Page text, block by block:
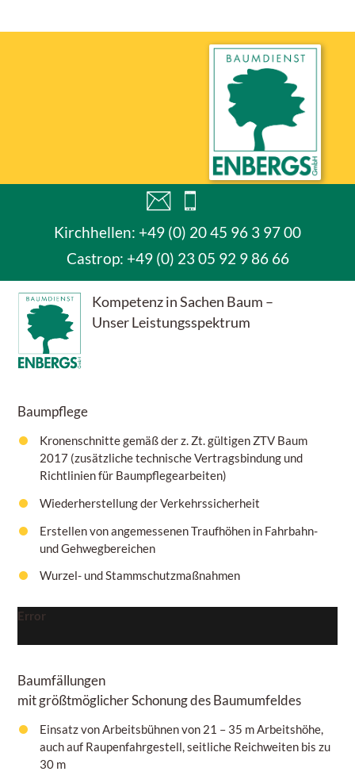
Kirchhellen: +49 (0) 20 45 96 3 97 00
Castrop: +49 (0) 23 05 92 9 86 66
Kompetenz in Sachen Baum –
Unser Leistungsspektrum
Baumpflege
Kronenschnitte gemäß der z. Zt. gültigen ZTV Baum
2017 (zusätzliche technische Vertragsbindung und
Richtlinien für Baumpflegearbeiten)
Wiederherstellung der Verkehrssicherheit
Erstellen von angemessenen Traufhöhen in Fahrbahn-
und Gehwegbereichen
Wurzel- und Stammschutzmaßnahmen
Error
Baumfällungen
mit größtmöglicher Schonung des Baumumfeldes
Einsatz von Arbeitsbühnen von 21 – 35 mArbeitshöhe,
auch auf Raupenfahrgestell, seitliche Reichweiten bis zu
30 m